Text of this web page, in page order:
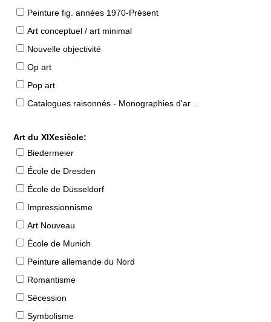
Peinture fig. années 1970-Présent
Art conceptuel / art minimal
Nouvelle objectivité
Op art
Pop art
Catalogues raisonnés - Monographies d'artistes
Art du XIXesiècle:
Biedermeier
École de Dresden
École de Düsseldorf
Impressionnisme
Art Nouveau
École de Munich
Peinture allemande du Nord
Romantisme
Sécession
Symbolisme